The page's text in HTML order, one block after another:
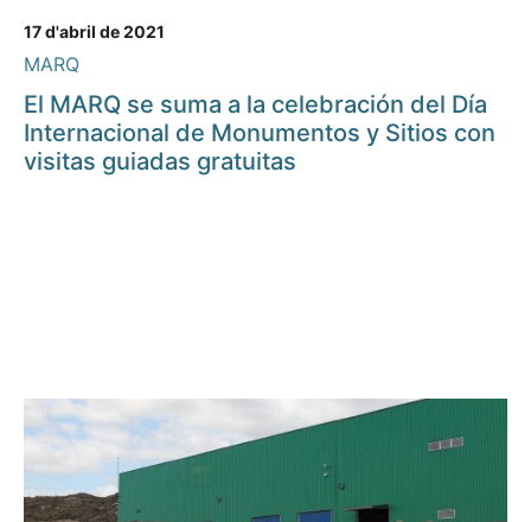
17 d'abril de 2021
MARQ
El MARQ se suma a la celebración del Día
Internacional de Monumentos y Sitios con
visitas guiadas gratuitas